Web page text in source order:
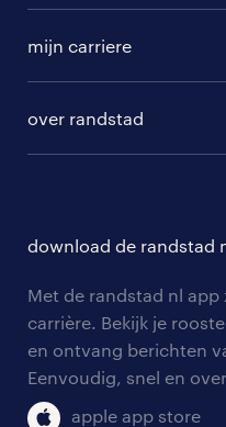
randstad professional
randstad digital
hr-diensten
branches
tarieven
personeel gezocht
aanmelden nieuwsbrief
mijn carriere
blogs en artikelen
salarischecker
bruto-netto calculator
over randstad
onze vestigingen
pers
klachten en misstanden
download de randstad
Met de randstad nl
carrière. Bekijk je
en ontvang berichten
Eenvoudig, snel en
apple app store